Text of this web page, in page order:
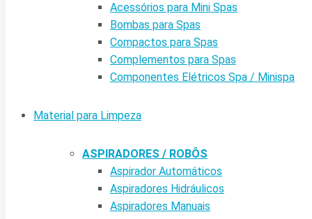
Acessórios para Mini Spas
Bombas para Spas
Compactos para Spas
Complementos para Spas
Componentes Elétricos Spa / Minispa
Material para Limpeza
ASPIRADORES / ROBÔS
Aspirador Automáticos
Aspiradores Hidráulicos
Aspiradores Manuais